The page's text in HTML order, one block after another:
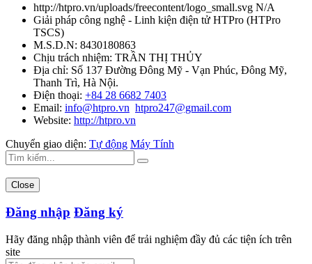
http://htpro.vn/uploads/freecontent/logo_small.svg N/A
Giải pháp công nghệ - Linh kiện điện tử HTPro (HTPro
TSCS)
M.S.D.N: 8430180863
Chịu trách nhiệm: TRẦN THỊ THỦY
Địa chỉ: Số 137 Đường Đông Mỹ - Vạn Phúc, Đông Mỹ,
Thanh Trì, Hà Nội.
Điện thoại: +84 28 6682 7403
Email: info@htpro.vn htpro247@gmail.com
Website: http://htpro.vn
Chuyển giao diện: Tự động Máy Tính
Close
Đăng nhập Đăng ký
Hãy đăng nhập thành viên để trải nghiệm đầy đủ các tiện ích trên
site